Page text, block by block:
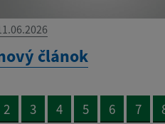
článok
2 3 4 5 6 7